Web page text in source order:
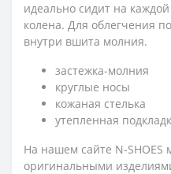
идеально сидит на
колена. Для облегчения
внутри вшита молния.
застежка-молния
круглые носы
кожаная стелька
утепленная
На нашем сайте N-SHOES
оригинальными